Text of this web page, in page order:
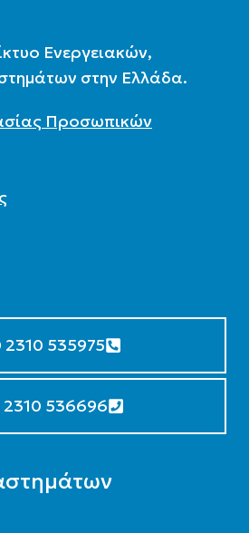
Ενεργειακών,
στην Ελλάδα.
Προσωπικών
2310 535975
2310 536696